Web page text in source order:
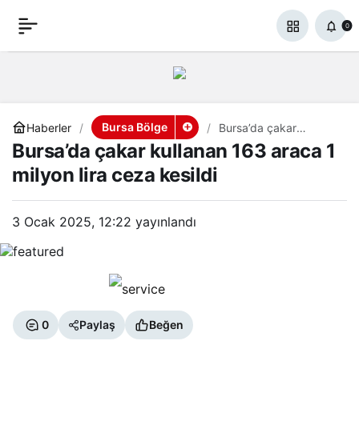
0
Haberler Bursa Bölge
Bursa’da çakar
kullanan 163 araca 1
milyon lira ceza kesildi
Bursa’da çakar kullanan 163 araca 1
milyon lira ceza kesildi
3 Ocak 2025, 12:22 yayınlandı
0 Paylaş Beğen
Bursa’da çakar kullanan 0 Paylaş